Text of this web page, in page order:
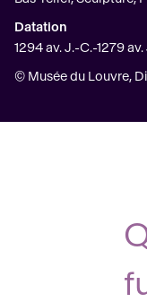
Datation
1294 av. J.-C.-1279
© Musée du Louvre,